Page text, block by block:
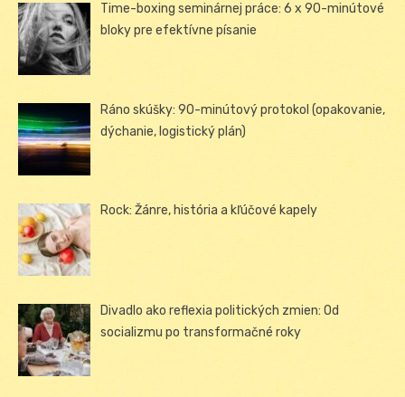
Time-boxing seminárnej práce: 6 x 90-minútové
bloky pre efektívne písanie
Ráno skúšky: 90-minútový protokol (opakovanie,
dýchanie, logistický plán)
Rock: Žánre, história a kľúčové kapely
Divadlo ako reflexia politických zmien: Od
socializmu po transformačné roky